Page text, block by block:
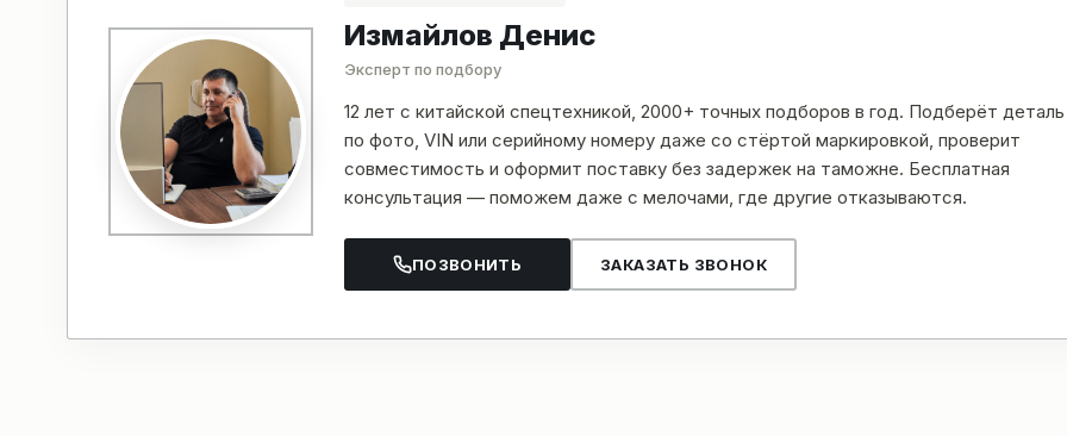
Измайлов Денис
Эксперт по подбору
12 лет с китайской спецтехникой, 2000+ точных подборов в год. Подберёт деталь
по фото, VIN или серийному номеру даже со стёртой маркировкой, проверит
совместимость и оформит поставку без задержек на таможне. Бесплатная
консультация — поможем даже с мелочами, где другие отказываются.
ПОЗВОНИТЬ ЗАКАЗАТЬ ЗВОНОК